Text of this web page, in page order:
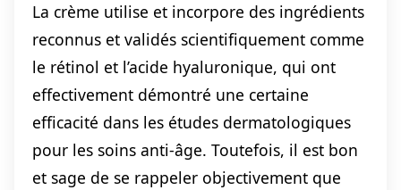
La crème utilise et incorpore des ingrédients
reconnus et validés scientifiquement comme
le rétinol et l’acide hyaluronique, qui ont
effectivement démontré une certaine
efficacité dans les études dermatologiques
pour les soins anti-âge. Toutefois, il est bon
et sage de se rappeler objectivement que